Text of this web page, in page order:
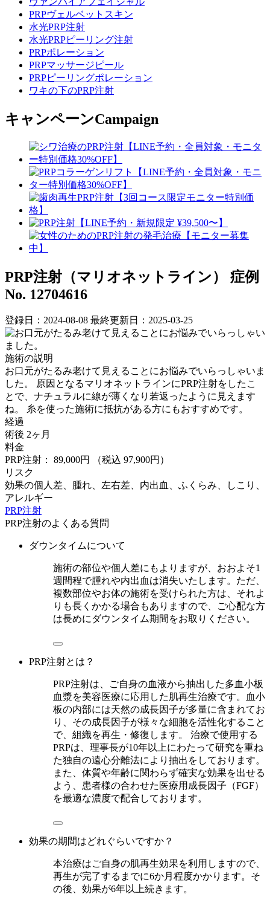
PRPヴェルベットスキン
水光PRP注射
水光PRPピーリング注射
PRPポレーション
PRPマッサージピール
PRPピーリングポレーション
ワキの下のPRP注射
キャンペーンCampaign
PRP注射（マリオネットライン）
症例
No. 12704616
登録日：2024-08-08 最終更新日：2025-03-25
施術の説明
お口元がたるみ老けて見えることにお悩みでいらっしゃいま
した。 ⁡原因となるマリオネットラインにPRP注射をしたこ
とで、ナチュラルに線が薄くなり若返ったように見えます
ね。 ⁡糸を使った施術に抵抗がある方にもおすすめです。
経過
術後 2ヶ月
料金
PRP注射： 89,000円
（税込 97,900円）
リスク
効果の個人差、腫れ、左右差、内出血、ふくらみ、しこり、
アレルギー
PRP注射
PRP注射のよくある質問
ダウンタイムについて
施術の部位や個人差にもよりますが、おおよそ1
週間程で腫れや内出血は消失いたします。ただ、
複数部位やお体の施術を受けられた方は、それよ
りも長くかかる場合もありますので、ご心配な方
は長めにダウンタイム期間をお取りください。
PRP注射とは？
PRP注射は、ご自身の血液から抽出した多血小板
血漿を美容医療に応用した肌再生治療です。血小
板の内部には天然の成長因子が多量に含まれてお
り、その成長因子が様々な細胞を活性化すること
で、組織を再生・修復します。 治療で使用する
PRPは、理事長が10年以上にわたって研究を重ね
た独自の遠心分離法により抽出をしております。
また、体質や年齢に関わらず確実な効果を出せる
よう、患者様の合わせた医療用成長因子（FGF）
を最適な濃度で配合しております。
効果の期間はどれぐらいですか？
本治療はご自身の肌再生効果を利用しますので、
再生が完了するまでに6か月程度かかります。そ
の後、効果が6年以上続きます。